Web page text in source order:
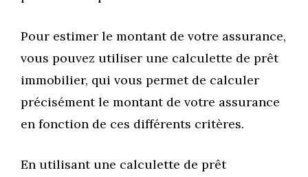
Pour estimer le montant de votre assurance,
vous pouvez utiliser une calculette de prêt
immobilier, qui vous permet de calculer
précisément le montant de votre assurance
en fonction de ces différents critères.
En utilisant une calculette de prêt